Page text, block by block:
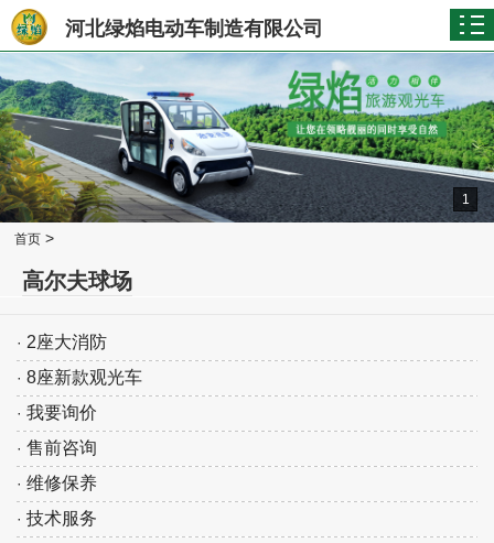
河北绿焰电动车制造有限公司
1
首页 >
高尔夫球场
· 2座大消防
· 8座新款观光车
· 我要询价
· 售前咨询
· 维修保养
· 技术服务